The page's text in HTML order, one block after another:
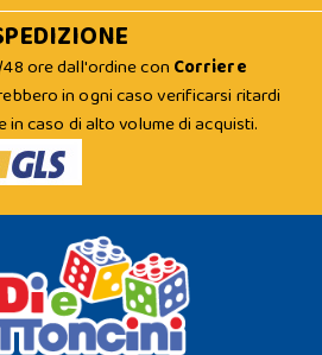
ore dall'ordine con Corriere
in ogni caso verificarsi ritardi
in caso di alto volume di acquisti.